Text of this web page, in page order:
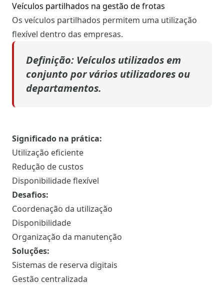
Veículos partilhados na gestão de frotas
Os veículos partilhados permitem uma utilização
flexível dentro das empresas.
Definição: Veículos utilizados em
conjunto por vários utilizadores ou
departamentos.
Significado na prática:
Utilização eficiente
Redução de custos
Disponibilidade flexível
Desafios:
Coordenação da utilização
Disponibilidade
Organização da manutenção
Soluções:
Sistemas de reserva digitais
Gestão centralizada